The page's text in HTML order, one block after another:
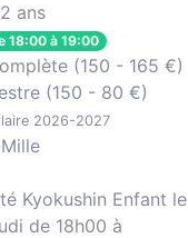
ans
18:00 à 19:00
(150 - 165 €)
(150 - 80 €)
2026-2027
Kyokushin Enfant le
de 18h00 à